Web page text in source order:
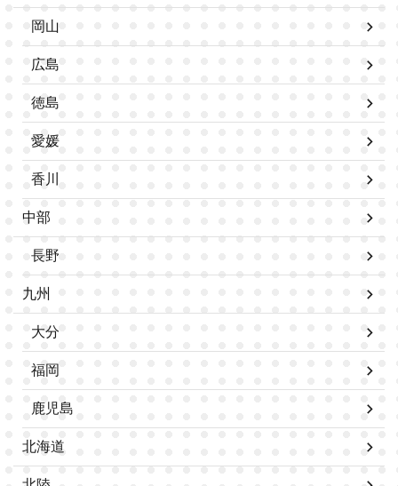
岡山
広島
徳島
愛媛
香川
中部
長野
九州
大分
福岡
鹿児島
北海道